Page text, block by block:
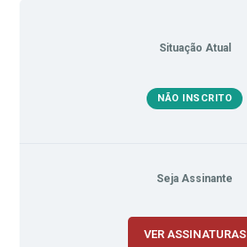
Situação Atual
NÃO INSCRITO
Seja Assinante
VER ASSINATURAS